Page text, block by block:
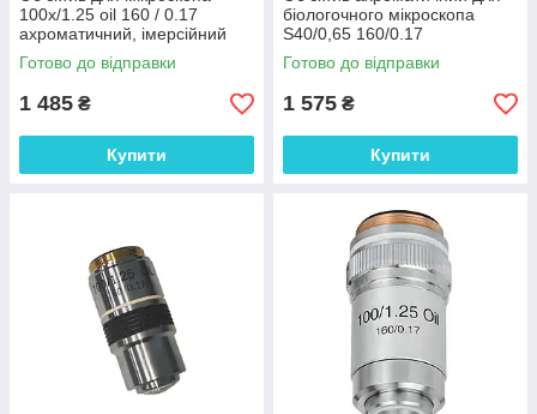
100х/1.25 oil 160 / 0.17
ахроматичний, імерсійний
Готово до відправки
1 485 ₴
Купити
біологочного мікроскопа
S40/0,65 160/0.17
Готово до відправки
1 575 ₴
Купити